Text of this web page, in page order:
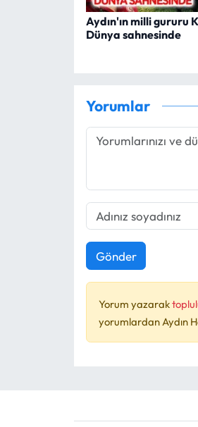
Aydın'ın milli gururu
Dünya sahnesinde
Yorumlar
Gönder
Yorum yazarak
yorumlardan Aydın